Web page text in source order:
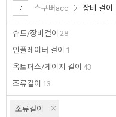
스쿠버acc 장비 걸이
슈트/장비걸이 28
인플레이터 걸이 1
옥토퍼스/게이지 걸이 43
조류걸이 13
조류걸이